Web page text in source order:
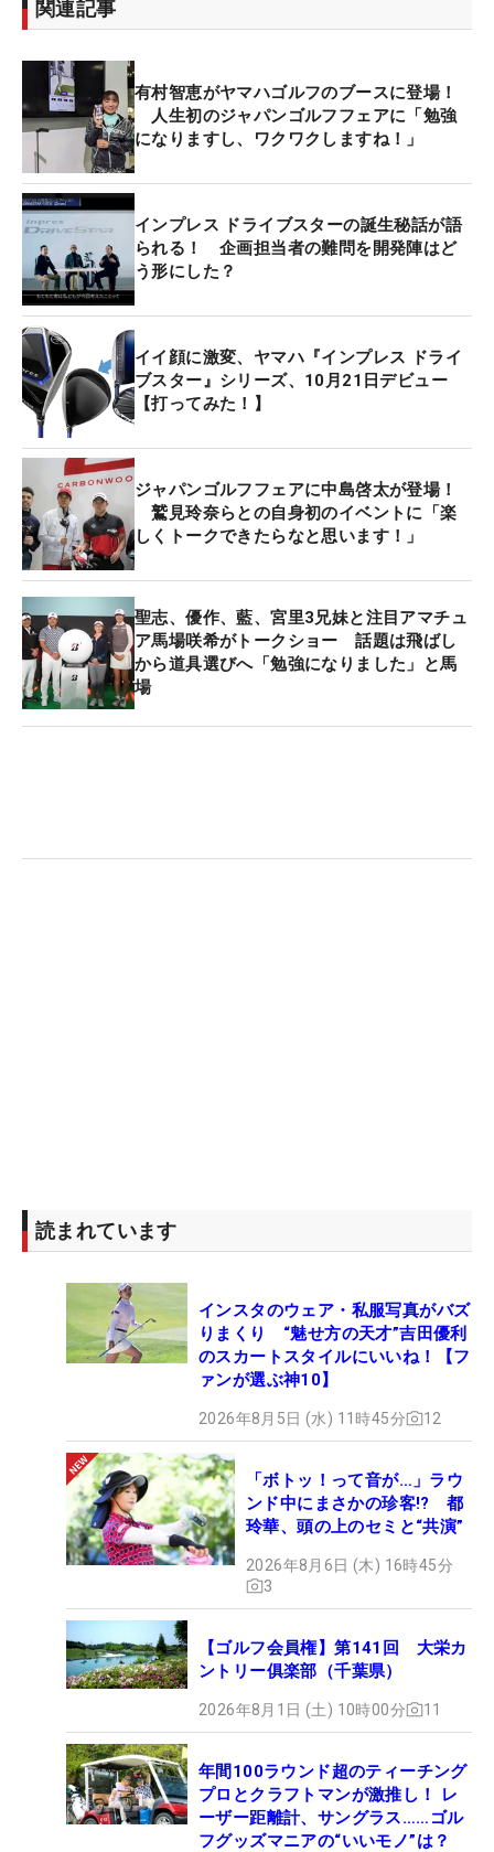
関連記事
有村智恵がヤマハゴルフのブースに登場！
人生初のジャパンゴルフフェアに「勉強
になりますし、ワクワクしますね！」
インプレス ドライブスターの誕生秘話が語
られる！ 企画担当者の難問を開発陣はど
う形にした？
イイ顔に激変、ヤマハ『インプレス ドライ
ブスター』シリーズ、10月21日デビュー
【打ってみた！】
ジャパンゴルフフェアに中島啓太が登場！
鷲見玲奈らとの自身初のイベントに「楽
しくトークできたらなと思います！」
聖志、優作、藍、宮里3兄妹と注目アマチュ
ア馬場咲希がトークショー 話題は飛ばし
から道具選びへ「勉強になりました」と馬
場
読まれています
インスタのウェア・私服写真がバズ
りまくり “魅せ方の天才”吉田優利
のスカートスタイルにいいね！【フ
ァンが選ぶ神10】
2026年8月5日 (水) 11時45分 12
「ボトッ！って音が…」ラウ
ンド中にまさかの珍客!? 都
玲華、頭の上のセミと“共演”
2026年8月6日 (木) 16時45分
3
【ゴルフ会員権】第141回 大栄カ
ントリー俱楽部（千葉県）
2026年8月1日 (土) 10時00分 11
年間100ラウンド超のティーチング
プロとクラフトマンが激推し！ レ
ーザー距離計、サングラス……ゴル
フグッズマニアの“いいモノ”は？